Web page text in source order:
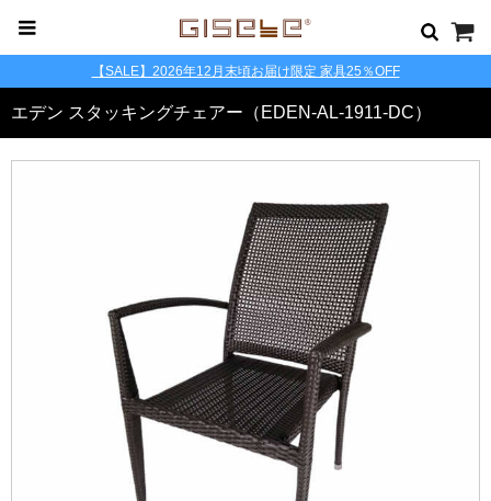
【SALE】2026年12月末頃お届け限定 家具25％OFF
エデン スタッキングチェアー（EDEN-AL-1911-DC）